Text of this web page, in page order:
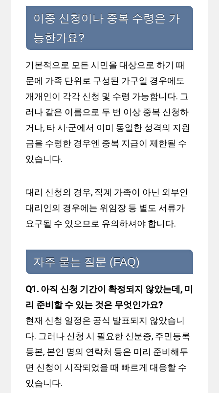
이중 신청이나 중복 수령은 가
능한가요?
기본적으로 모든 시민을 대상으로 하기 때
문에 가족 단위로 구성된 가구일 경우에도
개개인이 각각 신청 및 수령 가능합니다. 그
러나 같은 이름으로 두 번 이상 중복 신청하
거나, 타 시·군에서 이미 동일한 성격의 지원
금을 수령한 경우엔 중복 지급이 제한될 수
있습니다.
대리 신청의 경우, 직계 가족이 아닌 외부인
대리인의 경우에는 위임장 등 별도 서류가
요구될 수 있으므로 유의하셔야 합니다.
자주 묻는 질문 (FAQ)
Q1. 아직 신청 기간이 확정되지 않았는데, 미
리 준비할 수 있는 것은 무엇인가요?
현재 신청 일정은 공식 발표되지 않았습니
다. 그러나 신청 시 필요한 신분증, 주민등록
등본, 본인 명의 연락처 등은 미리 준비해두
면 신청이 시작되었을 때 빠르게 대응할 수
있습니다.